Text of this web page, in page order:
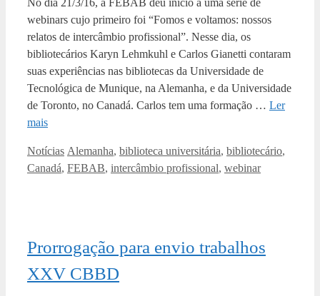
webinars cujo primeiro foi “Fomos e voltamos: nossos
relatos de intercâmbio profissional”. Nesse dia, os
bibliotecários Karyn Lehmkuhl e Carlos Gianetti contaram
suas experiências nas bibliotecas da Universidade de
Tecnológica de Munique, na Alemanha, e da Universidade
de Toronto, no Canadá. Carlos tem uma formação … Ler
mais
Categorias
Notícias Tags
Alemanha, biblioteca universitária, bibliotecário,
Canadá, FEBAB, intercâmbio profissional, webinar
Prorrogação para envio trabalhos
XXV CBBD